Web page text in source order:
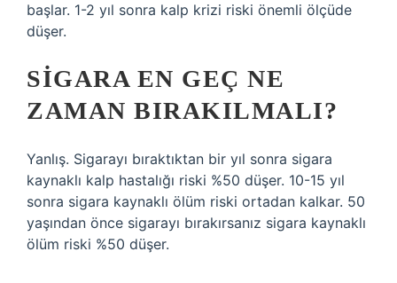
başlar. 1-2 yıl sonra kalp krizi riski önemli ölçüde
düşer.
SIGARA EN GEÇ NE
ZAMAN BIRAKILMALI?
Yanlış. Sigarayı bıraktıktan bir yıl sonra sigara
kaynaklı kalp hastalığı riski %50 düşer. 10-15 yıl
sonra sigara kaynaklı ölüm riski ortadan kalkar. 50
yaşından önce sigarayı bırakırsanız sigara kaynaklı
ölüm riski %50 düşer.